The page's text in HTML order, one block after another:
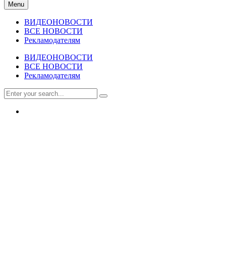
Menu
ВИДЕОНОВОСТИ
ВСЕ НОВОСТИ
Рекламодателям
ВИДЕОНОВОСТИ
ВСЕ НОВОСТИ
Рекламодателям